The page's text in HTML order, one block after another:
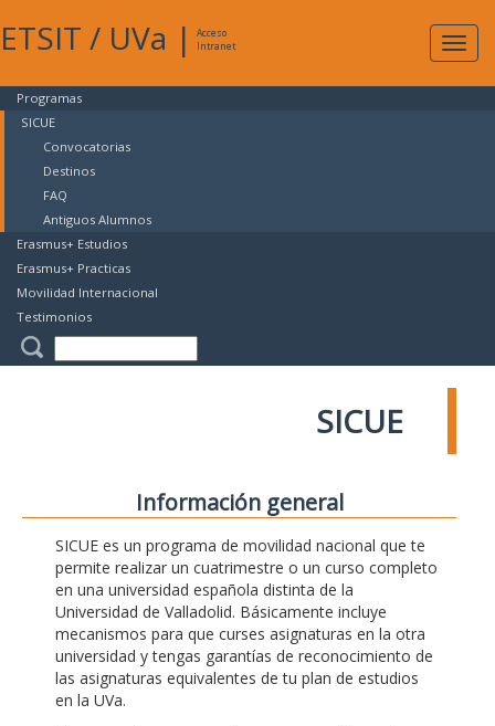
ETSIT / UVa |
Acceso
Intranet
Programas
SICUE
Convocatorias
Destinos
FAQ
Antiguos Alumnos
Erasmus+ Estudios
Erasmus+ Practicas
Movilidad Internacional
Testimonios
SICUE
Información general
SICUE es un programa de movilidad nacional que te
permite realizar un cuatrimestre o un curso completo
en una universidad española distinta de la
Universidad de Valladolid. Básicamente incluye
mecanismos para que curses asignaturas en la otra
universidad y tengas garantías de reconocimiento de
las asignaturas equivalentes de tu plan de estudios
en la UVa.